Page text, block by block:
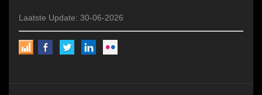
Laatste Update: 30-06-2026